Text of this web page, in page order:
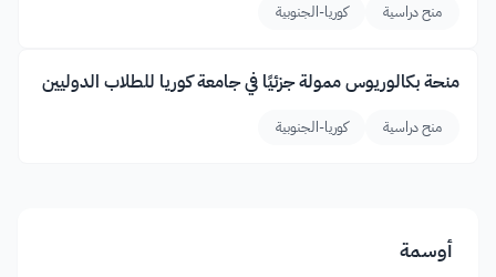
منح دراسية كوريا-الجنوبية
منحة بكالوريوس ممولة جزئيًا في جامعة كوريا للطلاب الدوليين
منح دراسية كوريا-الجنوبية
أوسمة